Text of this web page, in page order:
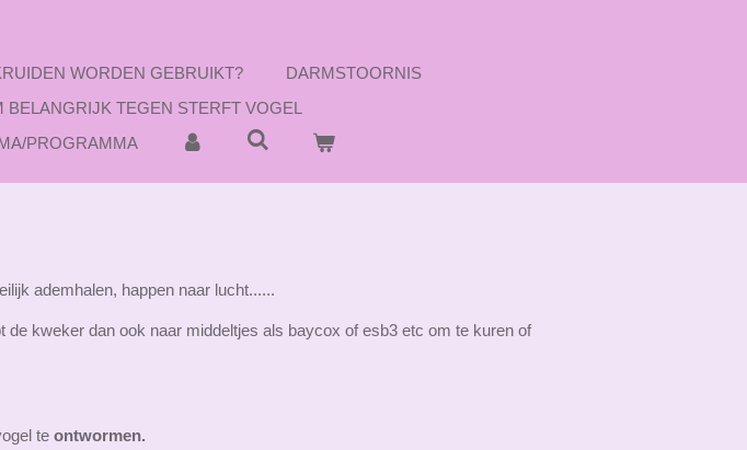
WORDEN GEBRUIKT?
DARMSTOORNIS
TEGEN STERFT VOGEL
PROGRAMMA
ademhalen, happen naar lucht......
kweker dan ook naar middeltjes als baycox of esb3 etc om te kuren of
te ontwormen.